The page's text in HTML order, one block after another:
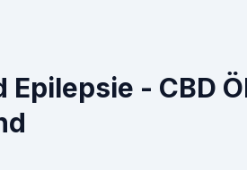
Epilepsie - CBD